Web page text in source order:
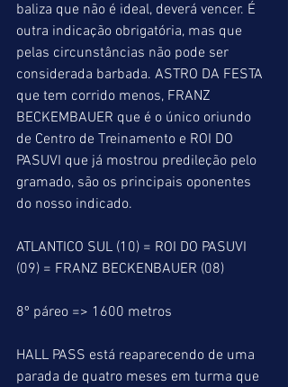
baliza que não é ideal, deverá vencer. É
outra indicação obrigatória, mas que
pelas circunstâncias não pode ser
considerada barbada. ASTRO DA FESTA
que tem corrido menos, FRANZ
BECKEMBAUER que é o único oriundo
de Centro de Treinamento e ROI DO
PASUVI que já mostrou predileção pelo
gramado, são os principais oponentes
do nosso indicado.
ATLANTICO SUL (10) = ROI DO PASUVI
(09) = FRANZ BECKENBAUER (08)
8º páreo => 1600 metros
HALL PASS está reaparecendo de uma
parada de quatro meses em turma que